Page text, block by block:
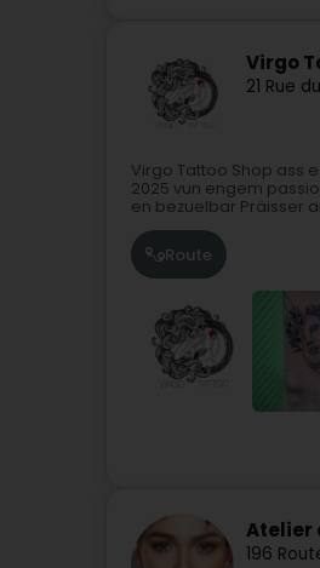
Virgo
21 Rue
Virgo Tattoo Shop ass
2025 vun engem
en bezuelbar Präisser
Route
Atelier
196